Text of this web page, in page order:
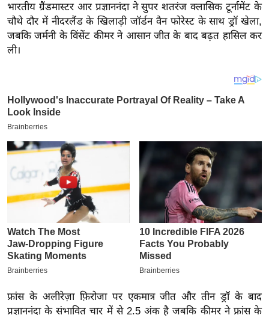
वि
शे
ष
य
ब
ज
ट
ल
क्रि
ट
I
P
2
0
भारतीय ग्रैंडमास्टर आर प्रज्ञाननंदा ने सुपर शतरंज क्लासिक टूर्नामेंट के
चौथे दौर में नीदरलैंड के खिलाड़ी जॉर्डन वैन फोरेस्ट के साथ ड्रॉ खेला,
जबकि जर्मनी के विंसेंट कीमर ने आसान जीत के बाद बढ़त हासिल कर
ली।
फ्रांस के अलीरेज़ा फ़िरोजा पर एकमात्र जीत और तीन ड्रॉ के बाद
प्रज्ञाननंदा के संभावित चार में से 2.5 अंक है जबकि कीमर ने फ्रांस के